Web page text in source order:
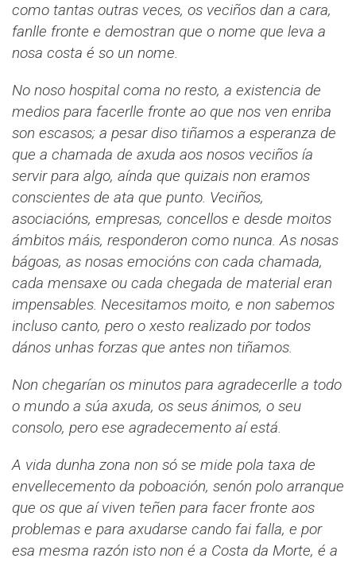
como tantas outras veces, os veciños dan a cara,
fanlle fronte e demostran que o nome que leva a
nosa costa é so un nome.
No noso hospital coma no resto, a existencia de
medios para facerlle fronte ao que nos ven enriba
son escasos; a pesar diso tiñamos a esperanza de
que a chamada de axuda aos nosos veciños ía
servir para algo, aínda que quizais non eramos
conscientes de ata que punto. Veciños,
asociacións, empresas, concellos e desde moitos
ámbitos máis, responderon como nunca. As nosas
bágoas, as nosas emocións con cada chamada,
cada mensaxe ou cada chegada de material eran
impensables. Necesitamos moito, e non sabemos
incluso canto, pero o xesto realizado por todos
dános unhas forzas que antes non tiñamos.
Non chegarían os minutos para agradecerlle a todo
o mundo a súa axuda, os seus ánimos, o seu
consolo, pero ese agradecemento aí está.
A vida dunha zona non só se mide pola taxa de
envellecemento da poboación, senón polo arranque
que os que aí viven teñen para facer fronte aos
problemas e para axudarse cando fai falla, e por
esa mesma razón isto non é a Costa da Morte, é a